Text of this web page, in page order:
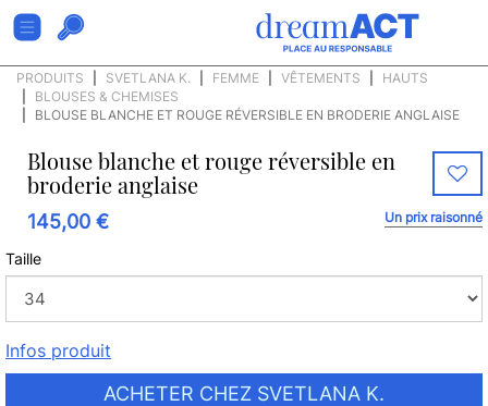
PRODUITS SVETLANA K. FEMME VÊTEMENTS
HAUTS
BLOUSES & CHEMISES
BLOUSE BLANCHE ET ROUGE RÉVERSIBLE EN BRODERIE ANGLAISE
Blouse blanche et rouge réversible en
broderie anglaise
145,00 € Un prix raisonné
Taille
Infos produit
ACHETER CHEZ SVETLANA K.